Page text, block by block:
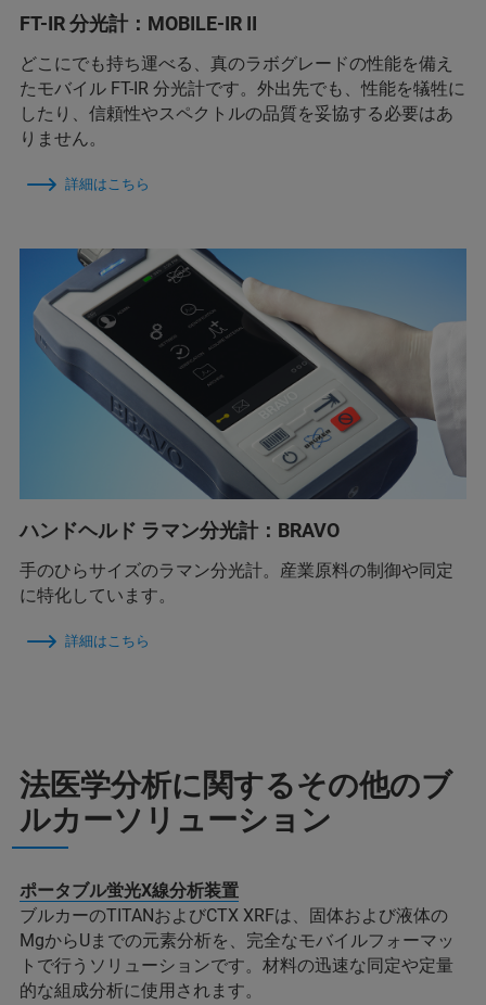
FT-IR 分光計：MOBILE-IR II
どこにでも持ち運べる、真のラボグレードの性能を備え
たモバイル FT-IR 分光計です。外出先でも、性能を犠牲に
したり、信頼性やスペクトルの品質を妥協する必要はあ
りません。
詳細はこちら
ハンドヘルド ラマン分光計：BRAVO
手のひらサイズのラマン分光計。産業原料の制御や同定
に特化しています。
詳細はこちら
法医学分析に関するその他のブ
ルカーソリューション
ポータブル蛍光X線分析装置
ブルカーのTITANおよびCTX XRFは、固体および液体の
MgからUまでの元素分析を、完全なモバイルフォーマッ
トで行うソリューションです。材料の迅速な同定や定量
的な組成分析に使用されます。